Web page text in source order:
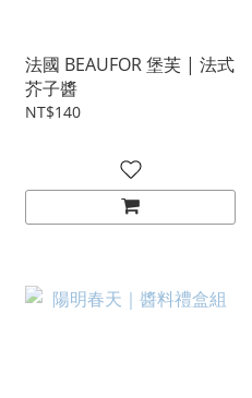
法國 BEAUFOR 堡芙 | 法式
芥子醬
NT$140